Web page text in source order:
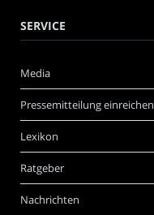
SERVICE
Media
Pressemitteilung einreichen
Lexikon
Ratgeber
Nachrichten